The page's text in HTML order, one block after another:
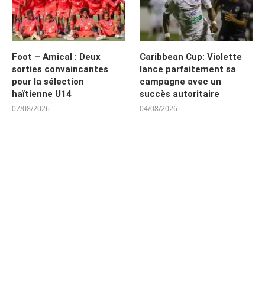
Foot – Amical : Deux
sorties convaincantes
pour la sélection
haïtienne U14
07/08/2026
Caribbean Cup: Violette
lance parfaitement sa
campagne avec un
succès autoritaire
04/08/2026